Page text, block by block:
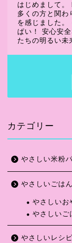
はじめまして
多くの方と関わ
を感じました。
ぱい！ 安心安
たちの明るい未
カテゴリー
やさしい米粉
やさしいごは
やさしいお
やさしいご
やさしいレシピ